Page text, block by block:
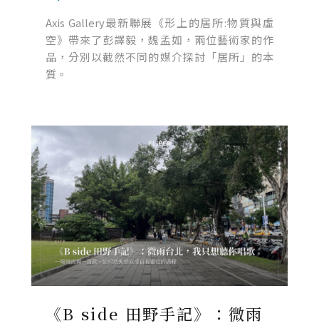
Axis Gallery最新聯展《形上的居所:物質與虛
空》帶來了彭譯毅，魏孟如，兩位藝術家的作
品，分別以截然不同的媒介探討「居所」的本
質。
《B side 田野手記》：微雨